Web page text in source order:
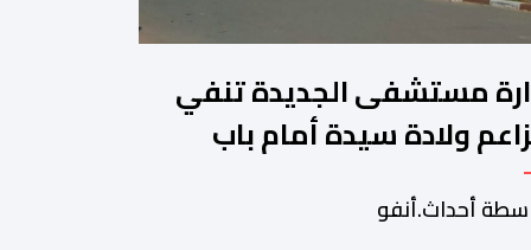
مستشفى الجديدة تنفي
ولادة سيدة أمام باب
وتؤكد فتح تحقيق
أحداث.أنفو